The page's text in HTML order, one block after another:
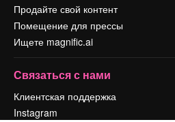
Продайте свой контент
Помещение для прессы
Ищете magnific.ai
Связаться с нами
Клиентская поддержка
Instagram